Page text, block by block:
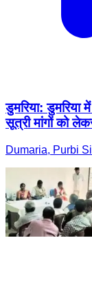
डुमरिया: डुमरिया
सूत्री मांगों को
Dumaria, Purbi